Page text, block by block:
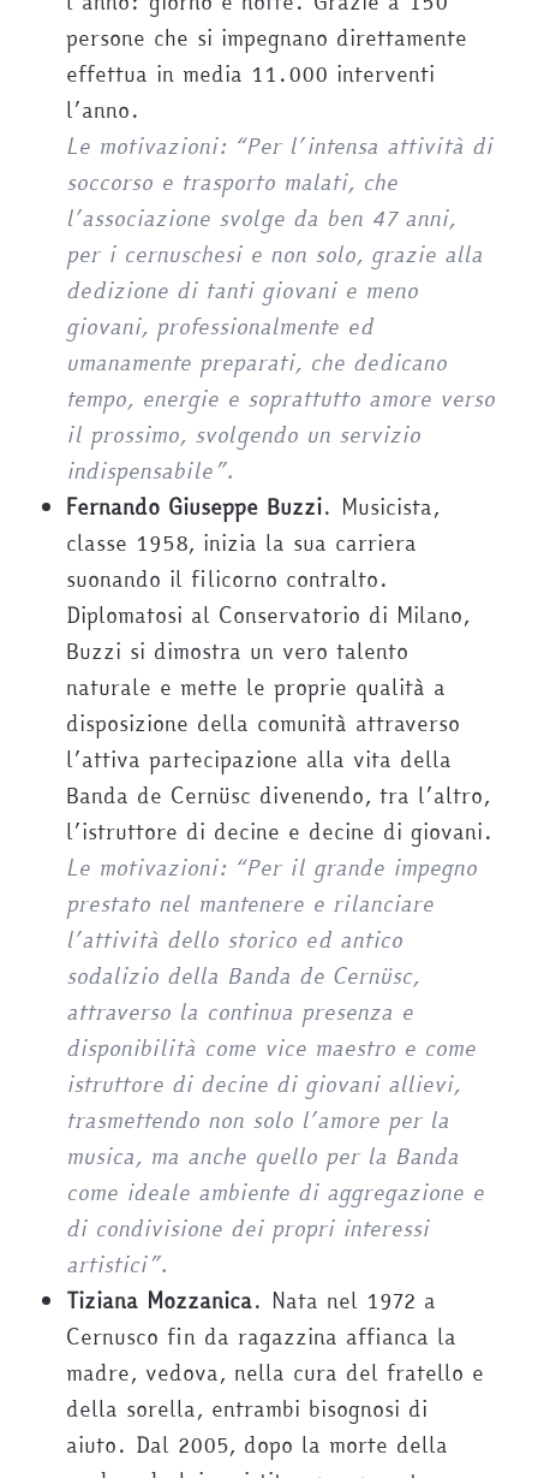
persone che si impegnano direttamente
effettua in media 11.000 interventi
l’anno.
Le motivazioni: “Per l’intensa attività di
soccorso e trasporto malati, che
l’associazione svolge da ben 47 anni,
per i cernuschesi e non solo, grazie alla
dedizione di tanti giovani e meno
giovani, professionalmente ed
umanamente preparati, che dedicano
tempo, energie e soprattutto amore verso
il prossimo, svolgendo un servizio
indispensabile”.
Fernando Giuseppe Buzzi. Musicista,
classe 1958, inizia la sua carriera
suonando il filicorno contralto.
Diplomatosi al Conservatorio di Milano,
Buzzi si dimostra un vero talento
naturale e mette le proprie qualità a
disposizione della comunità attraverso
l’attiva partecipazione alla vita della
Banda de Cernüsc divenendo, tra l’altro,
l’istruttore di decine e decine di giovani.
Le motivazioni: “Per il grande impegno
prestato nel mantenere e rilanciare
l’attività dello storico ed antico
sodalizio della Banda de Cernüsc,
attraverso la continua presenza e
disponibilità come vice maestro e come
istruttore di decine di giovani allievi,
trasmettendo non solo l’amore per la
musica, ma anche quello per la Banda
come ideale ambiente di aggregazione e
di condivisione dei propri interessi
artistici”.
Tiziana Mozzanica. Nata nel 1972 a
Cernusco fin da ragazzina affianca la
madre, vedova, nella cura del fratello e
della sorella, entrambi bisognosi di
aiuto. Dal 2005, dopo la morte della